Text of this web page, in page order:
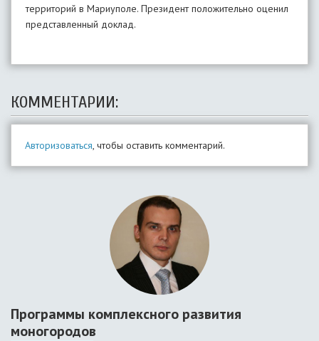
территорий в Мариуполе. Президент положительно оценил
представленный доклад.
КОММЕНТАРИИ:
Авторизоваться, чтобы оставить комментарий.
Программы комплексного развития
моногородов